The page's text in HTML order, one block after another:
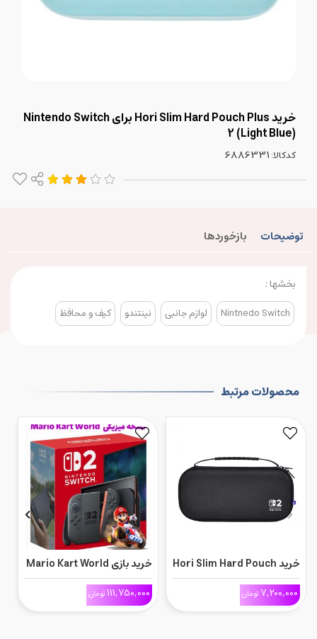
خرید Hori Slim Hard Pouch Plus برای Nintendo Switch
2 (Light Blue)
کدکالا:
توضیحات بازخوردها
بخشها :
Nintnedo Switch لوازم جانبی نینتندو کیف و محافظ
محصولات مرتبط
خرید Hori Slim Hard Pouch
Plus برای Nintendo Switch
2 (Black)
7,200,000 تومان
خرید بازی Mario Kart World
Bundle برای Nintendo
Switch 2
111,750,000تومان